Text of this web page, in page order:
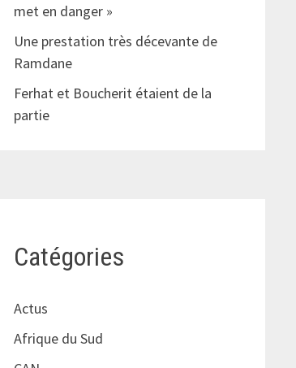
met en danger »
Une prestation très décevante de
Ramdane
Ferhat et Boucherit étaient de la
partie
Catégories
Actus
Afrique du Sud